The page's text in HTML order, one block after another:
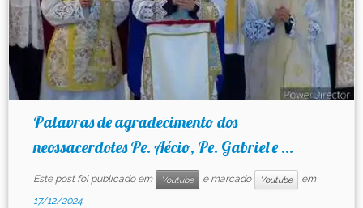
Palavras de agradecimento dos
neossacerdotes Pe. Aécio, Pe. Gabriel e ...
Este post foi publicado em Youtube e marcado Youtube
em
17/12/2024